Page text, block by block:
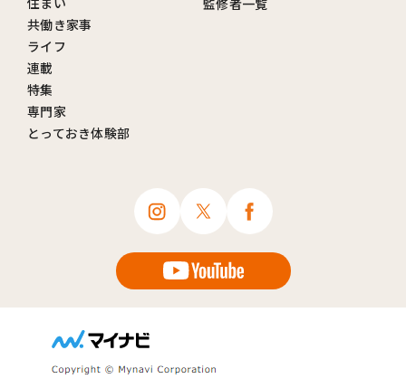
共働き家事
ライフ
連載
特集
専門家
とっておき体験部